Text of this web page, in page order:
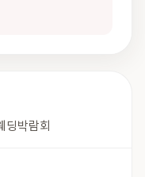
딩박람회